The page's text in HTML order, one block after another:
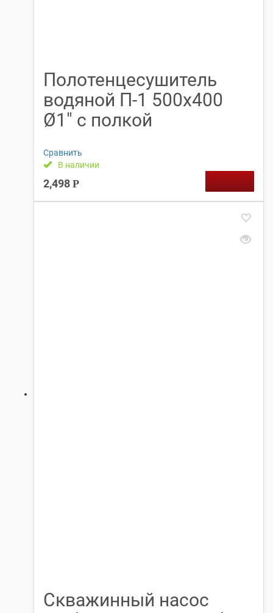
Полотенцесушитель
водяной П-1 500х400
Ø1″ с полкой
Сравнить
В наличии
2,498 Р
Скважинный насос